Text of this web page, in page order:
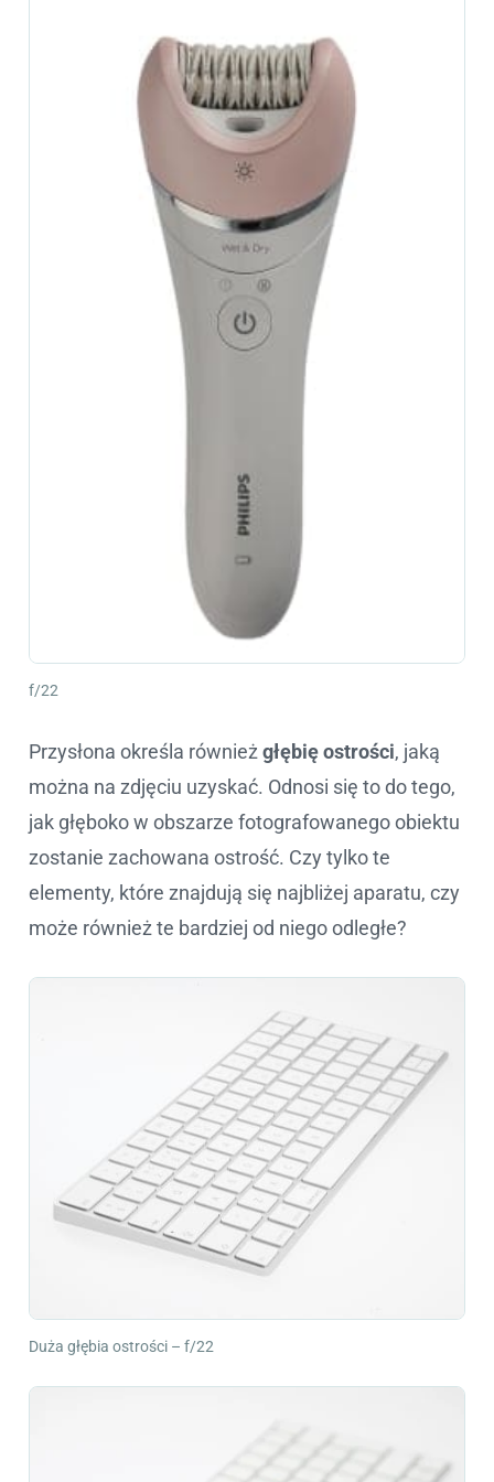
f/22
Przysłona określa równieżgłębię ostrości, jaką
można na zdjęciu uzyskać. Odnosi się to do tego,
jak głęboko w obszarze fotografowanego obiektu
zostanie zachowana ostrość. Czy tylko te
elementy, które znajdują się najbliżej aparatu, czy
może również te bardziej od niego odległe?
Duża głębia ostrości – f/22